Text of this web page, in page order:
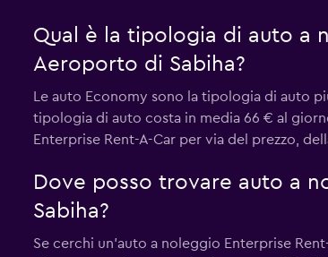
Qual è la tipologia di auto a
Aeroporto di Sabiha?
Le auto Economy sono la tipologia di auto
tipologia di auto costa in media 66 € al
Enterprise Rent-A-Car per via del prezzo,
Dove posso trovare auto a
Sabiha?
Se cerchi un'auto a noleggio Enterprise